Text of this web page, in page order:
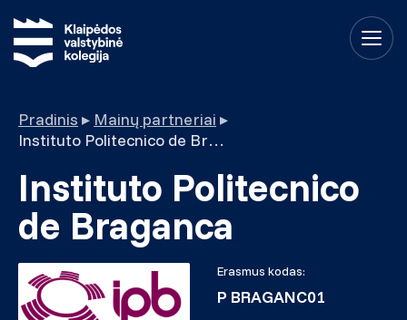
Pradinis ▸ Mainų partneriai ▸
Instituto Politecnico de Braganca
Instituto Politecnico
de Braganca
Erasmus kodas:
P BRAGANC01